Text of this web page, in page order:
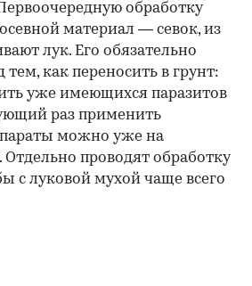
обработку
материал — севок, из
лук. Его обязательно
тем, как переносить в грунт:
уже имеющихся паразитов
раз применить
можно уже на
проводят обработку
с луковой мухой чаще всего